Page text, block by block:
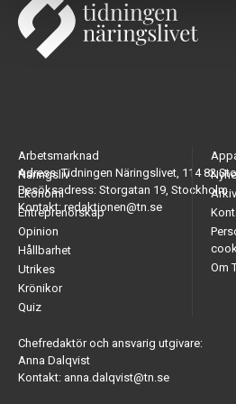
Adress: Tidningen Näringslivet, 114 82
Besöksadress: Storgatan 19, Stockholm
Kontakt: redaktionen@tn.se
Arbetsmarknad
Näringsliv
Ekonomi
Entreprenörskap
Opinion
Hållbarhet
Utrikes
Krönikor
Quiz
Arkiv
Om
Chefredaktör och ansvarig utgivare:
Anna Dalqvist
Kontakt: anna.dalqvist@tn.se